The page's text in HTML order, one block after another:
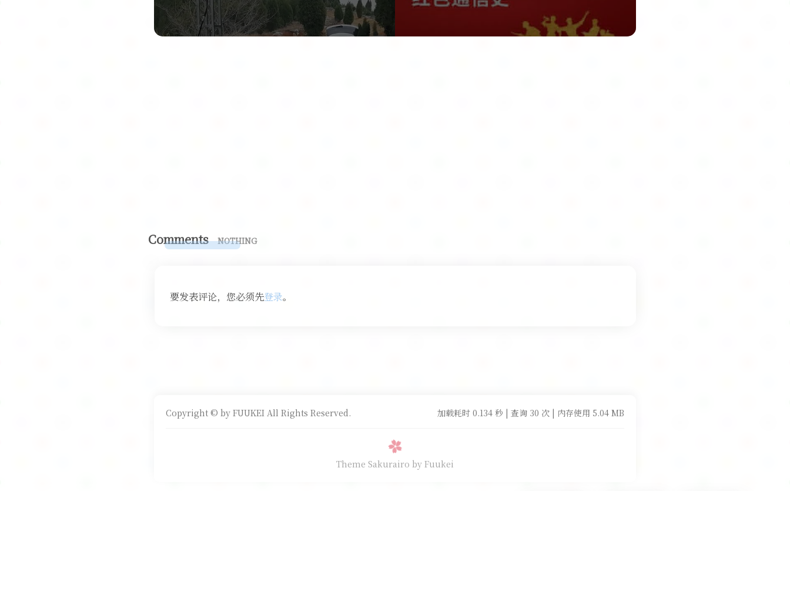
Comments NOTHING
要发表评论，您必须先登录。
Copyright © by FUUKEI All Rights Reserved. 加载耗时 0.134 秒 | 查询 30 次 | 内存使用 5.04 MB
Theme Sakurairo by Fuukei